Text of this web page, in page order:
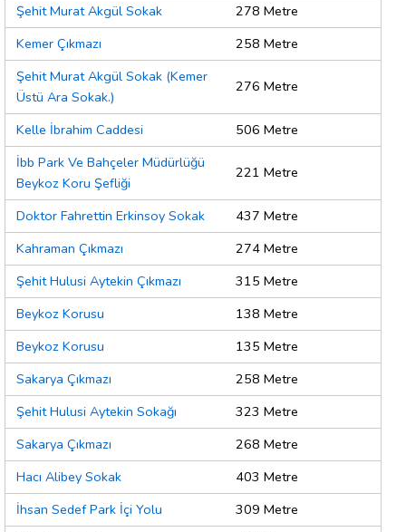
Şehit Murat Akgül Sokak
278 Metre
Kemer Çıkmazı
258 Metre
Şehit Murat Akgül Sokak (Kemer
Üstü Ara Sokak.)
276 Metre
Kelle İbrahim Caddesi
506 Metre
İbb Park Ve Bahçeler Müdürlüğü
Beykoz Koru Şefliği
221 Metre
Doktor Fahrettin Erkinsoy Sokak
437 Metre
Kahraman Çıkmazı
274 Metre
Şehit Hulusi Aytekin Çıkmazı
315 Metre
Beykoz Korusu
138 Metre
Beykoz Korusu
135 Metre
Sakarya Çıkmazı
258 Metre
Şehit Hulusi Aytekin Sokağı
323 Metre
Sakarya Çıkmazı
268 Metre
Hacı Alibey Sokak
403 Metre
İhsan Sedef Park İçi Yolu
309 Metre